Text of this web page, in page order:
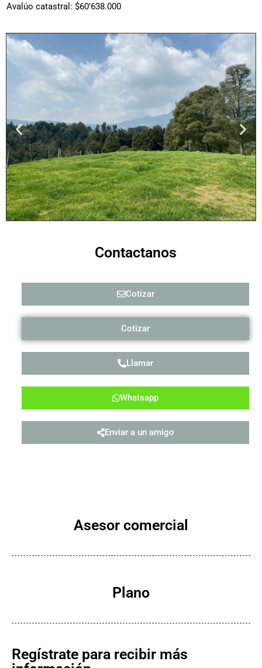
Avalúo catastral: $60’638.000
Regístrate para recibir más
Plano
Asesor comercial
Contactanos
Cotizar
Cotizar
Llamar
Whatsapp
Enviar a un amigo